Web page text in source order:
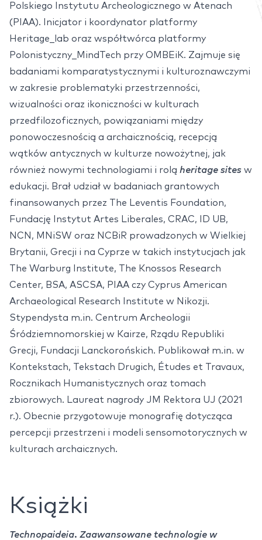
Polskiego Instytutu Archeologicznego w Atenach
(PIAA). Inicjator i koordynator platformy
Heritage_lab oraz współtwórca platformy
Polonistyczny_MindTech przy OMBEiK. Zajmuje się
badaniami komparatystycznymi i kulturoznawczymi
w zakresie problematyki przestrzenności,
wizualności oraz ikoniczności w kulturach
przedfilozoficznych, powiązaniami między
ponowoczesnością a archaicznością, recepcją
wątków antycznych w kulturze nowożytnej, jak
również nowymi technologiami i rolą heritage sites w
edukacji. Brał udział w badaniach grantowych
finansowanych przez The Leventis Foundation,
Fundację Instytut Artes Liberales, CRAC, ID UB,
NCN, MNiSW oraz NCBiR prowadzonych w Wielkiej
Brytanii, Grecji i na Cyprze w takich instytucjach jak
The Warburg Institute, The Knossos Research
Center, BSA, ASCSA, PIAA czy Cyprus American
Archaeological Research Institute w Nikozji.
Stypendysta m.in. Centrum Archeologii
Śródziemnomorskiej w Kairze, Rządu Republiki
Grecji, Fundacji Lanckorońskich. Publikował m.in. w
Kontekstach, Tekstach Drugich, Études et Travaux,
Rocznikach Humanistycznych oraz tomach
zbiorowych. Laureat nagrody JM Rektora UJ (2021
r.). Obecnie przygotowuje monografię dotycząca
percepcji przestrzeni i modeli sensomotorycznych w
kulturach archaicznych.
Książki
Technopaideia. Zaawansowane technologie w